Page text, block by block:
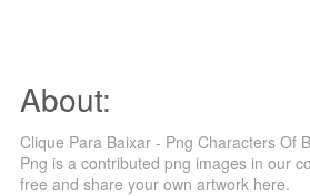
About:
Clique Para Baixar - Png Characters Of
Png is a contributed png images in our
free and share your own artwork here.